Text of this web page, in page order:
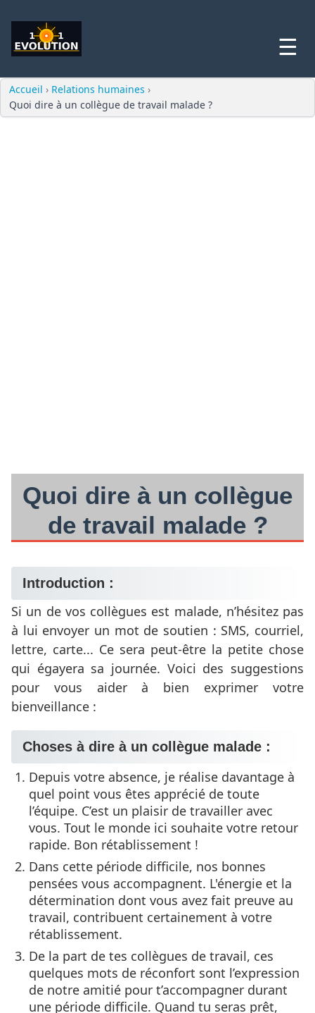
☰
Accueil › Relations humaines ›
Quoi dire à un collègue de travail malade ?
Quoi dire à un collègue
de travail malade ?
Introduction :
Si un de vos collègues est malade, n’hésitez pas
à lui envoyer un mot de soutien : SMS, courriel,
lettre, carte... Ce sera peut-être la petite chose
qui égayera sa journée. Voici des suggestions
pour vous aider à bien exprimer votre
bienveillance :
Choses à dire à un collègue malade :
Depuis votre absence, je réalise davantage à
quel point vous êtes apprécié de toute
l’équipe. C’est un plaisir de travailler avec
vous. Tout le monde ici souhaite votre retour
rapide. Bon rétablissement !
Dans cette période difficile, nos bonnes
pensées vous accompagnent. L'énergie et la
détermination dont vous avez fait preuve au
travail, contribuent certainement à votre
rétablissement.
De la part de tes collègues de travail, ces
quelques mots de réconfort sont l’expression
de notre amitié pour t’accompagner durant
une période difficile. Quand tu seras prêt,